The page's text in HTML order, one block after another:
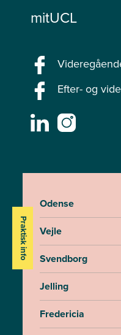
mitUCL
Efter- og
Praktisk info
Odense
Vejle
Svendborg
Jelling
Fredericia